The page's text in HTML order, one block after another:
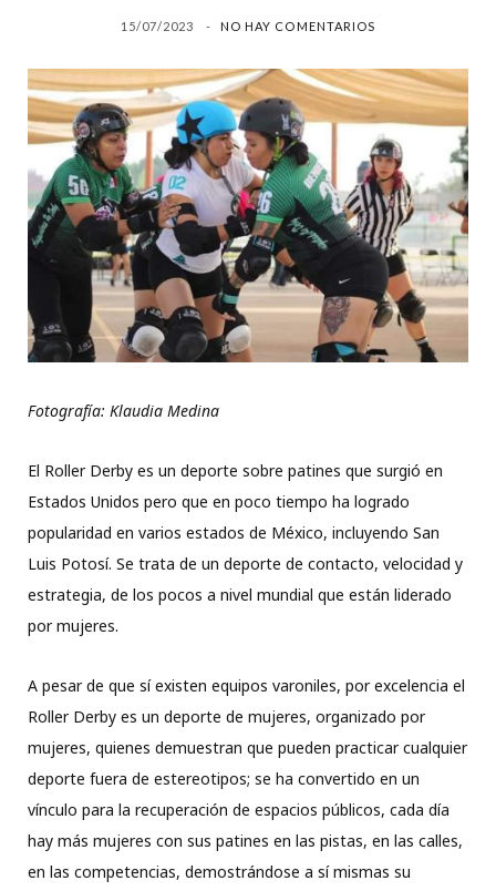
15/07/2023 NO HAY COMENTARIOS
Fotografía: Klaudia Medina
El Roller Derby es un deporte sobre patines que surgió en
Estados Unidos pero que en poco tiempo ha logrado
popularidad en varios estados de México, incluyendo San
Luis Potosí. Se trata de un deporte de contacto, velocidad y
estrategia, de los pocos a nivel mundial que están liderado
por mujeres.
A pesar de que sí existen equipos varoniles, por excelencia el
Roller Derby es un deporte de mujeres, organizado por
mujeres, quienes demuestran que pueden practicar cualquier
deporte fuera de estereotipos; se ha convertido en un
vínculo para la recuperación de espacios públicos, cada día
hay más mujeres con sus patines en las pistas, en las calles,
en las competencias, demostrándose a sí mismas su